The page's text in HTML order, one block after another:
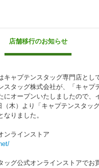
ャプテンスタッグキャンプ用品
店舗移行のお知らせ
キャプテンスタッグ専門店とし
スタッグ株式会社が、「キャプ
にオープンいたしましたので、
（木）より「キャプテンスタッ
りました。
ンラインストア
ッグ公式オンラインストアでお